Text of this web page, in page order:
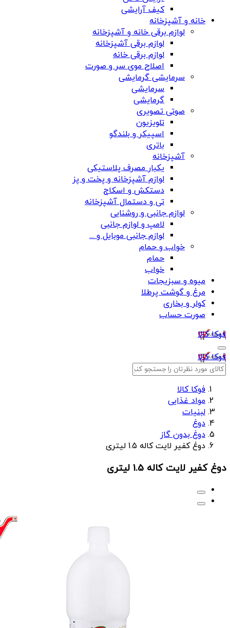
کیف آرایشی
خانه و آشپزخانه
لوازم برقی خانه و آشپزخانه
لوازم برقی آشپزخانه
لوازم برقی خانه
اصلاح موی سر و صورت
سرمایشی گرمایشی
سرمایشی
گرمایشی
صوتی تصویری
تلویزیون
اسپیکر و بلندگو
باتری
آشپزخانه
یکبار مصرف پلاستیکی
لوازم آشپزخانه و پخت و پز
دستکش و اسکاج
تی و دستمال آشپزخانه
لوازم جانبی و روشنایی
لامپ و لوازم جانبی
لوازم جانبی موبایل و ...
خواب و حمام
حمام
خواب
میوه و سبزیجات
مرغ و گوشت پرطلا
کولر و بخاری
صورت حساب
فوکا کالا
فوکا کالا
فوکا کالا
مواد غذایی
لبنیات
دوغ
دوغ بدون گاز
دوغ کفیر لایت کاله 1.5 لیتری
دوغ کفیر لایت کاله 1.5 لیتری